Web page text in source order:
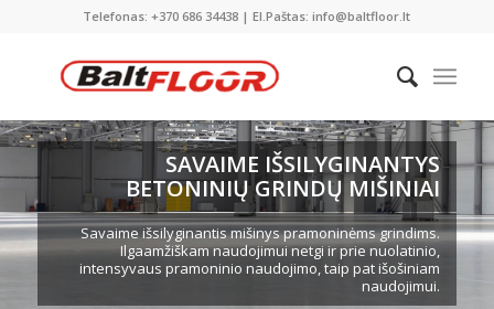
Telefonas: +370 686 34438 | El.Paštas: info@baltfloor.lt
SAVAIME IŠSILYGINANTYS
BETONINIŲ GRINDŲ MIŠINIAI
Savaime išsilyginantis mišinys pramoninėms grindims.
Ilgaamžiškam naudojimui netgi ir prie nuolatinio,
intensyvaus pramoninio naudojimo, taip pat išošiniam
naudojimui.